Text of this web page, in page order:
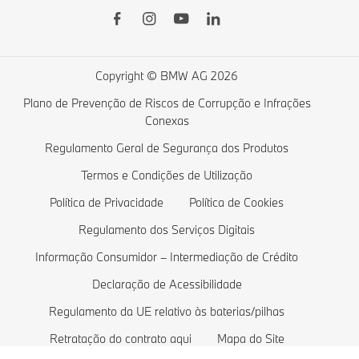
Campanhas Empresas
Comparar Veículos BMW
Loja de lifestyle BMW
Série BMW 2
Série BMW M
Custos de veículos elétricos
Veículos híbridos plug-in
Copyright © BMW AG 2026
Plano de Prevenção de Riscos de Corrupção e Infrações
Conexas
Regulamento Geral de Segurança dos Produtos
Termos e Condições de Utilização
Política de Privacidade
Política de Cookies
Regulamento dos Serviços Digitais
Informação Consumidor – Intermediação de Crédito
Declaração de Acessibilidade
Regulamento da UE relativo às baterias/pilhas
Retratação do contrato aqui
Mapa do Site